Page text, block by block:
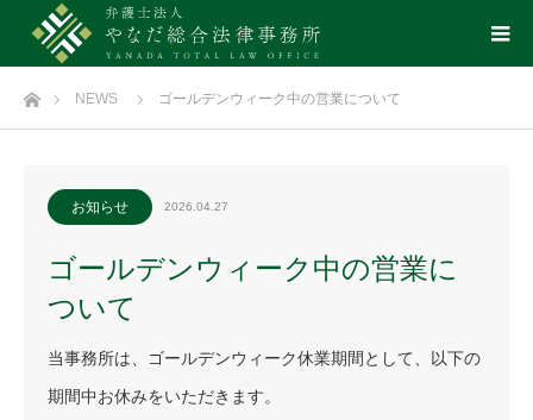
ホームNEWS ゴールデンウィーク中の営業について
お知らせ 2026.04.27
ゴールデンウィーク中の営業に
ついて
当事務所は、ゴールデンウィーク休業期間として、以下の
期間中お休みをいただきます。